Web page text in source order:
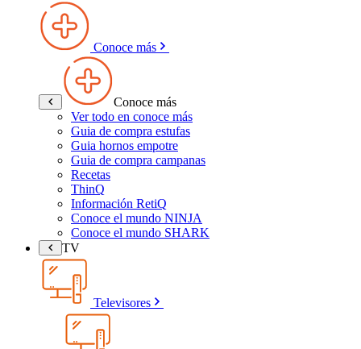
Conoce más
Conoce más
Ver todo en conoce más
Guia de compra estufas
Guia hornos empotre
Guia de compra campanas
Recetas
ThinQ
Información RetiQ
Conoce el mundo NINJA
Conoce el mundo SHARK
TV
Televisores